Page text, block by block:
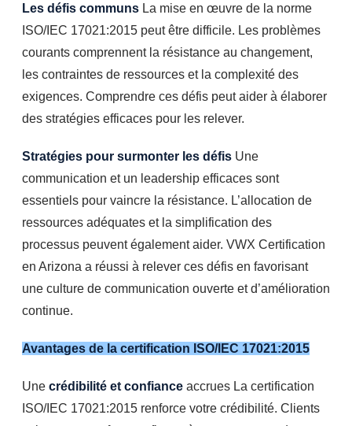
Les défis communs La mise en œuvre de la norme
ISO/IEC 17021:2015 peut être difficile. Les problèmes
courants comprennent la résistance au changement,
les contraintes de ressources et la complexité des
exigences. Comprendre ces défis peut aider à élaborer
des stratégies efficaces pour les relever.
Stratégies pour surmonter les défis Une
communication et un leadership efficaces sont
essentiels pour vaincre la résistance. L’allocation de
ressources adéquates et la simplification des
processus peuvent également aider. VWX Certification
en Arizona a réussi à relever ces défis en favorisant
une culture de communication ouverte et d’amélioration
continue.
Avantages de la certification ISO/IEC 17021:2015
Une crédibilité et confiance accrues La certification
ISO/IEC 17021:2015 renforce votre crédibilité. Clients